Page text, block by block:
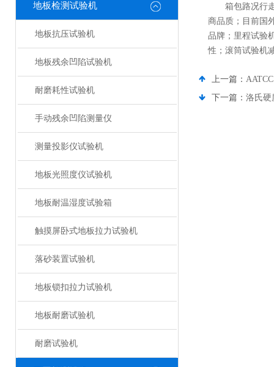
地板检测试验机
地板抗压试验机
地板残余凹陷试验机
耐磨耗性试验机
手动残余凹陷测量仪
测量投影仪试验机
地板光照度仪试验机
地板耐温湿度试验箱
触摸屏卧式地板拉力试验机
落砂装置试验机
地板锁扣拉力试验机
地板耐磨试验机
耐磨试验机
箱包路况行
商品质；目前国
品牌；里程试验
性；滚筒试验机
上一篇：
下一篇： 洛氏硬